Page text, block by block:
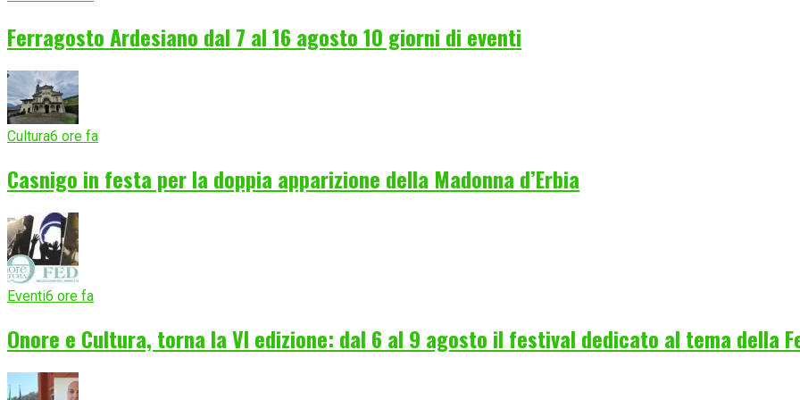
Ferragosto Ardesiano dal 7 al 16 agosto 10 giorni di eventi
Cultura6 ore fa
Casnigo in festa per la doppia apparizione della Madonna d’Erbia
Eventi6 ore fa
Onore e Cultura, torna la VI edizione: dal 6 al 9 agosto il festival dedicato al tema della